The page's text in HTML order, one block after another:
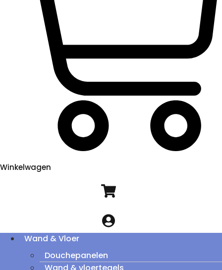
Winkelwagen
Wand & Vloer
Douchepanelen
Wand & vloertegels